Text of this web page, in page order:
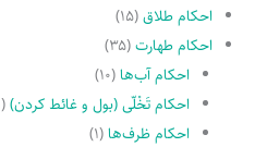
احکام طلاق(۱۵)
احکام طهارت(۳۵)
احکام آب‌ها(۱۰)
احکام تَخْلّى (بول و غائط کردن)(۱)
احکام ظرف‌ها(۱)